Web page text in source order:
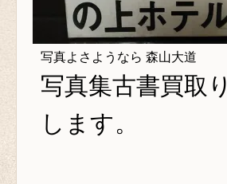
写真よさようなら 森山大道
写真集古書買取り
します。